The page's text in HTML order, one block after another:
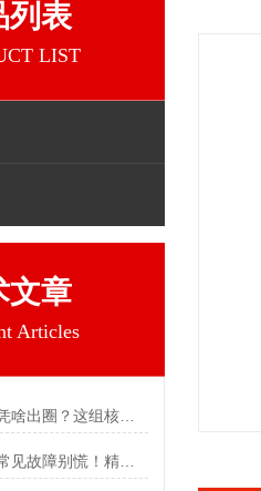
列表
LIST
文章
Articles
轴向双金属温度计凭啥出圈？这组核心特点给出了答案
轴向双金属温度计常见故障别慌！精准定位，轻松搞定难题